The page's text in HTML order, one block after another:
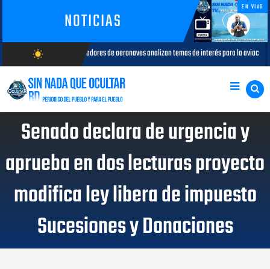
NOTICIAS
EN VIVO
wb_sunny
AGOSTO/6/2026
de aeronaves analizan temas de interés para la aviación civil AGOSTO 05, 2026
Senado declara de urgencia y
aprueba en dos lecturas proyecto
modifica ley libera de impuesto
Sucesiones y Donaciones